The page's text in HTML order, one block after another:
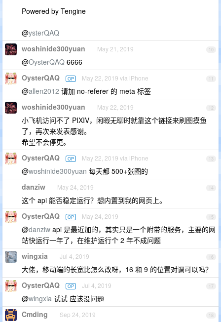
Powered by Tengine
@ysterQAQ
10
woshinide300yuan May 21, 2019
@OysterQAQ 6666
11
OysterQAQ OP May 22, 2019 via iPhone
@allen2012 请加 no-referer 的 meta 标签
12
woshinide300yuan May 22, 2019
小飞机访问不了 PIXIV，闲暇无聊时就靠这个链接来刷图摸鱼
了，再次来发表感谢。
希望不会停更。
13
OysterQAQ OP May 22, 2019 via iPhone
@woshinide300yuan 每天都 500+张图的
14
danziw May 24, 2019
这个 api 能否稳定运行？想内置到我的网页上。
15
OysterQAQ OP May 24, 2019
@danziw api 是最近加的，其实只是一个附带的服务，主要的网
站快运行一年了，在维护运行个 2 年不成问题
16
wingxia Jul 4, 2019
大佬，移动端的长宽比怎么改呀，16 和 9 的位置对调可以吗？
17
OysterQAQ OP Jul 4, 2019
@wingxia 试试 应该没问题
18
Cmding Sep 24, 2019